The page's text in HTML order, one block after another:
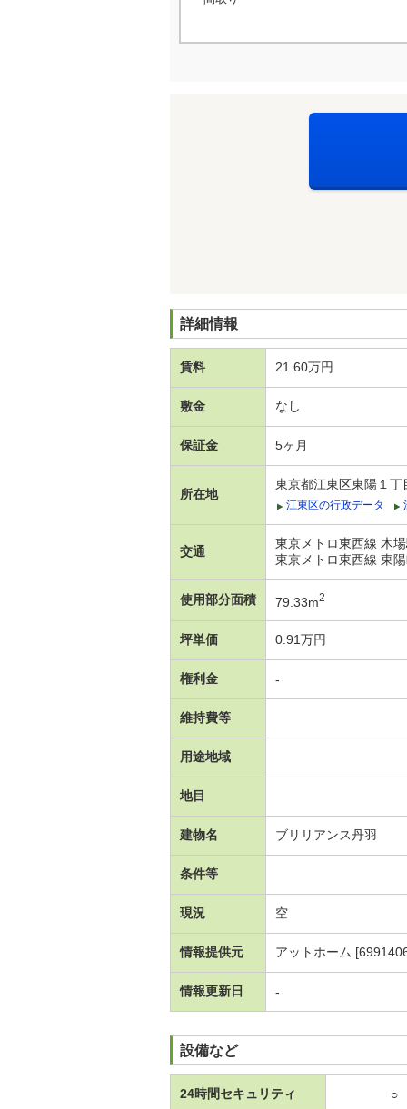
詳細情報
賃料 21.60万円
敷金 なし
保証金 5ヶ月
所在地
東京都江東区東陽１丁
江東区の行政データ
交通
東京メトロ東西線 木
東京メトロ東西線 東
使用部分面積 79.33m2
坪単価 0.91万円
権利金 -
維持費等
用途地域
地目
建物名 ブリリアンス丹羽
条件等
現況 空
情報提供元 アットホーム
情報更新日 -
設備など
24時間セキュリティ ○